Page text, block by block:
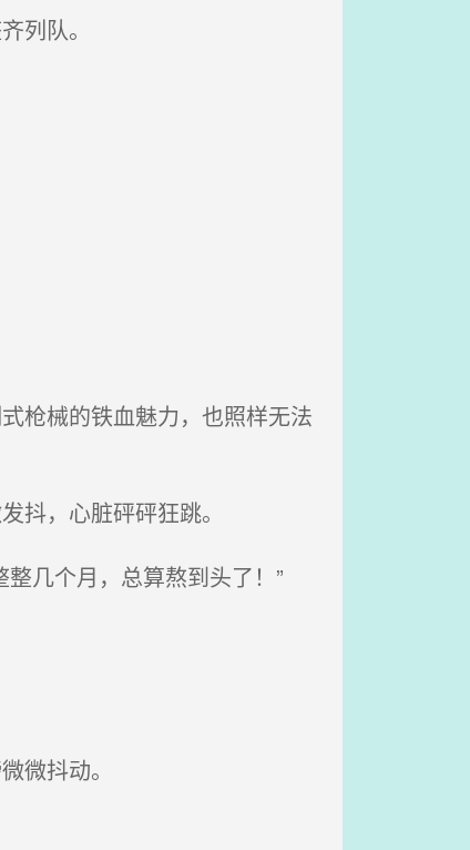
列队。
枪械的铁血魅力，也照样无法
抖，心脏砰砰狂跳。
几个月，总算熬到头了！”
微抖动。